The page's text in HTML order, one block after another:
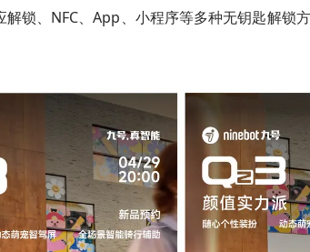
解锁、NFC、App、小程序等多种无钥匙解锁